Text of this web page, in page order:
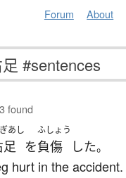
Forum About
found
あし
を
ふしょう
負傷 した。
hurt in the accident.